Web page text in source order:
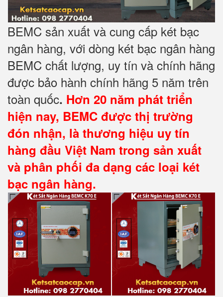
BEMC sản xuất và cung cấp két bạc
ngân hàng, với dòng két bạc ngân hàng
BEMC chất lượng, uy tín và chính hãng
được bảo hành chính hãng 5 năm trên
toàn quốc. Hơn 20 năm phát triển
hiện nay, BEMC được thị trường
đón nhận, là thương hiệu uy tín
hàng đầu Việt Nam trong sản xuất
và phân phối đa dạng các loại két
bạc ngân hàng.